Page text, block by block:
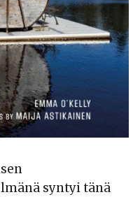
syntyi tänä